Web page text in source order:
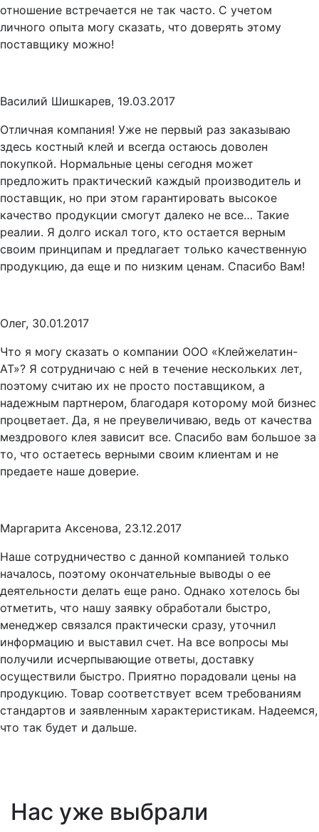
отношение встречается не так часто. С учетом
личного опыта могу сказать, что доверять этому
поставщику можно!
Василий Шишкарев, 19.03.2017
Отличная компания! Уже не первый раз заказываю
здесь костный клей и всегда остаюсь доволен
покупкой. Нормальные цены сегодня может
предложить практический каждый производитель и
поставщик, но при этом гарантировать высокое
качество продукции смогут далеко не все… Такие
реалии. Я долго искал того, кто остается верным
своим принципам и предлагает только качественную
продукцию, да еще и по низким ценам. Спасибо Вам!
Олег, 30.01.2017
Что я могу сказать о компании ООО «Клейжелатин-
АТ»? Я сотрудничаю с ней в течение нескольких лет,
поэтому считаю их не просто поставщиком, а
надежным партнером, благодаря которому мой бизнес
процветает. Да, я не преувеличиваю, ведь от качества
мездрового клея зависит все. Спасибо вам большое за
то, что остаетесь верными своим клиентам и не
предаете наше доверие.
Маргарита Аксенова, 23.12.2017
Наше сотрудничество с данной компанией только
началось, поэтому окончательные выводы о ее
деятельности делать еще рано. Однако хотелось бы
отметить, что нашу заявку обработали быстро,
менеджер связался практически сразу, уточнил
информацию и выставил счет. На все вопросы мы
получили исчерпывающие ответы, доставку
осуществили быстро. Приятно порадовали цены на
продукцию. Товар соответствует всем требованиям
стандартов и заявленным характеристикам. Надеемся,
что так будет и дальше.
Нас уже выбрали